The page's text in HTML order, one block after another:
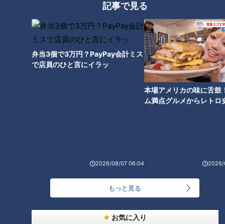
記事で見る
弁当3個で3万円？PayPay会計ミス
で店員のひと言にイラッ
2026/08/07 06:04
本場アメリカの味に舌鼓
ム満点グルメからレトロ
2026/
もっと見る
お気に入り
絶対起きられる！？ちょっと変
RANKING